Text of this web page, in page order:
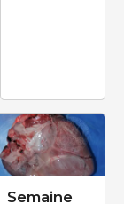
Semaine